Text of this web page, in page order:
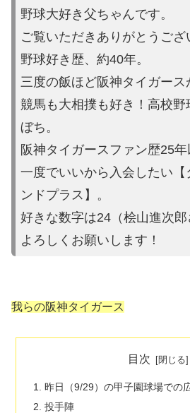
野球大好き父ちゃんです。
ご覧いただきありがとうござ
野球好き歴、約40年。
三度の飯ほど阪神タイガース
競馬も大相撲も好き！高校野
ぼち。
阪神タイガースファン歴25年
一度でいいから入会したい【
ンドプラス】。
好きな数字は24（桧山進次郎
よろしくお願いします！
我らの阪神タイガース
目次
昨日（9/29）の甲子園球場での
投手陣